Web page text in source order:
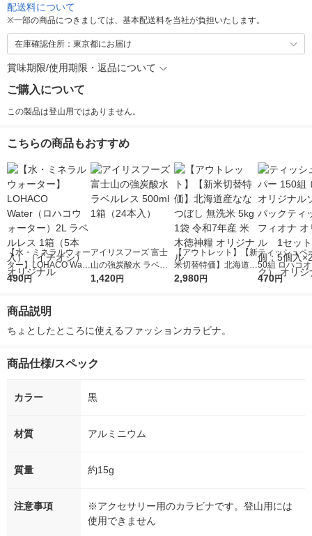
配送料について
※一部の商品につきましては、基本配送料を当社が負担いたします。
在庫確認住所：東京都にお届け
賞味期限/使用期限・返品について
ご購入について
この製品は登山用ではありません。
こちらの商品もおすすめ
【水・ミネラルウォー
ター】LOHACO Wate
r（ロハコウォータ
シ） オリジナル
490円
アイリスフーズ 富士
山の強炭酸水 ラベル
レス 500ml 1箱（24
1,420円
【アウトレット】【新
米切替特価】北海道産
ななつぼし 無洗米 5k
2,980円
ティッシュペ
50組 ロハコ
ルソフトパッ
470円
商品説明
ちょとしたところに使えるファッションカラビナ。
商品仕様/スペック
カラー 黒
材質 アルミニウム
質量 約15g
注意事項
※アクセサリー用のカラビナです。登山用には
使用できません